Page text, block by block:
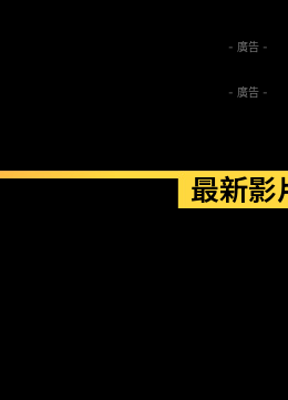
- 廣告 -
- 廣告 -
最新影